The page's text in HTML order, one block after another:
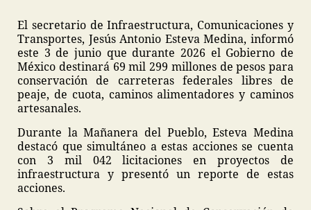
El secretario de Infraestructura, Comunicaciones y
Transportes, Jesús Antonio Esteva Medina, informó
este 3 de junio que durante 2026 el Gobierno de
México destinará 69 mil 299 millones de pesos para
conservación de carreteras federales libres de
peaje, de cuota, caminos alimentadores y caminos
artesanales.
Durante la Mañanera del Pueblo, Esteva Medina
destacó que simultáneo a estas acciones se cuenta
con 3 mil 042 licitaciones en proyectos de
infraestructura y presentó un reporte de estas
acciones.